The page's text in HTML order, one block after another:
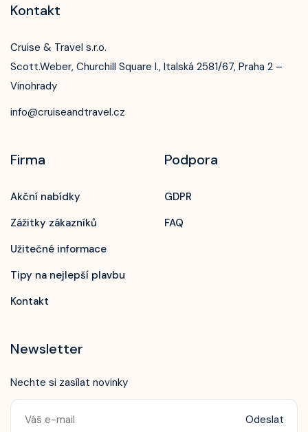
Zavolejte nám!
Kontakt
Cruise & Travel s.r.o.
Scott.Weber, Churchill Square I., Italská 2581/67, Praha 2 –
Vinohrady
info@cruiseandtravel.cz
Firma
Akční nabídky
Zážitky zákazníků
Užitečné informace
Tipy na nejlepší plavbu
Kontakt
Podpora
GDPR
FAQ
Newsletter
Nechte si zasílat novinky
Odeslat